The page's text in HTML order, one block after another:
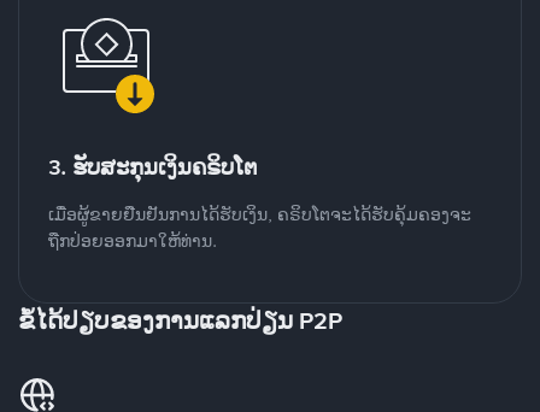
3. ຮັບສະກຸນເງິນຄຣິບໂຕ
ເມື່ອຜູ້ຂາຍຢືນຢັນການໄດ້ຮັບເງິນ, ຄຣິບໂຕຈະໄດ້ຮັບຄຸ້ມຄອງຈະ
ຖືກປ່ອຍອອກມາໃຫ້ທ່ານ.
ຂໍ້ໄດ້ປຽບຂອງການແລກປ່ຽນ P2P